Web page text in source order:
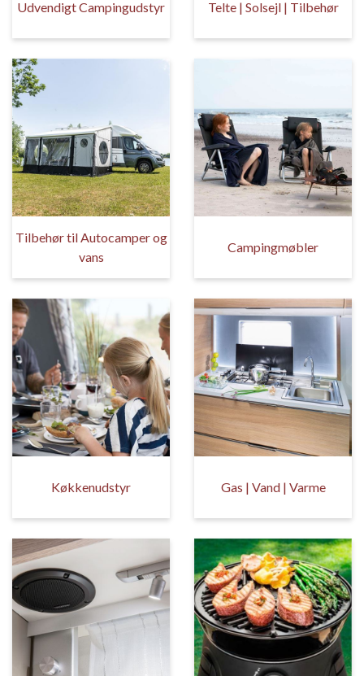
Udvendigt Campingudstyr Telte | Solsejl | Tilbehør
Tilbehør til Autocamper og
vans
Campingmøbler
Køkkenudstyr Gas | Vand | Varme